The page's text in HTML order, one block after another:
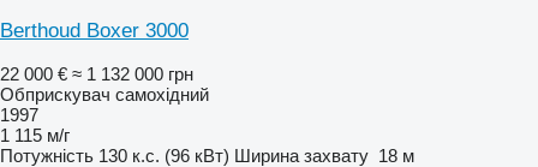
Berthoud Boxer 3000
22 000 € ≈ 1 132 000 грн
Обприскувач самохідний
1997
1 115 м/г
Потужність 130 к.с. (96 кВт) Ширина захвату 18 м